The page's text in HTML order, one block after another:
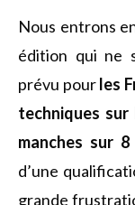
Nous entrons
édition qui ne
prévu pourles
techniques sur
manches sur
d’une
grande